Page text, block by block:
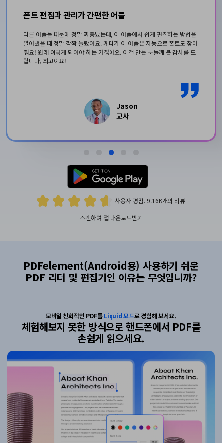
PDF 데이터 추출
AI PDF 요약기
PDF 전자 서명
폰트 편집과 관리가 간편한 어플
다른 어플들 때문에 정말 짜증났는데, 이 어플에서 쉽게 편집하는 방법을
알아냈을 때 정말 깜짝 놀랐어요. 게다가 이 어플은 자동으로 폰트도 찾아
줘요! 원래 이렇게 되어야 하는 거잖아요. 이걸 만든 분들께 큰 감사를 드
립니다, 최고예요!
Jason
교사
사용자 평점. 9.16K개의 리뷰
스캔하여 앱 다운로드받기
PDFelement(Android용) 사용하기 쉬운
PDF 리더 및 편집기인 이유는 무엇입니까?
모바일 친화적인 PDF를Liquid 모드로 경험해 보세요.
체험해보지 못한 방식으로핸드폰에서 PDF를
손쉽게 읽으세요.